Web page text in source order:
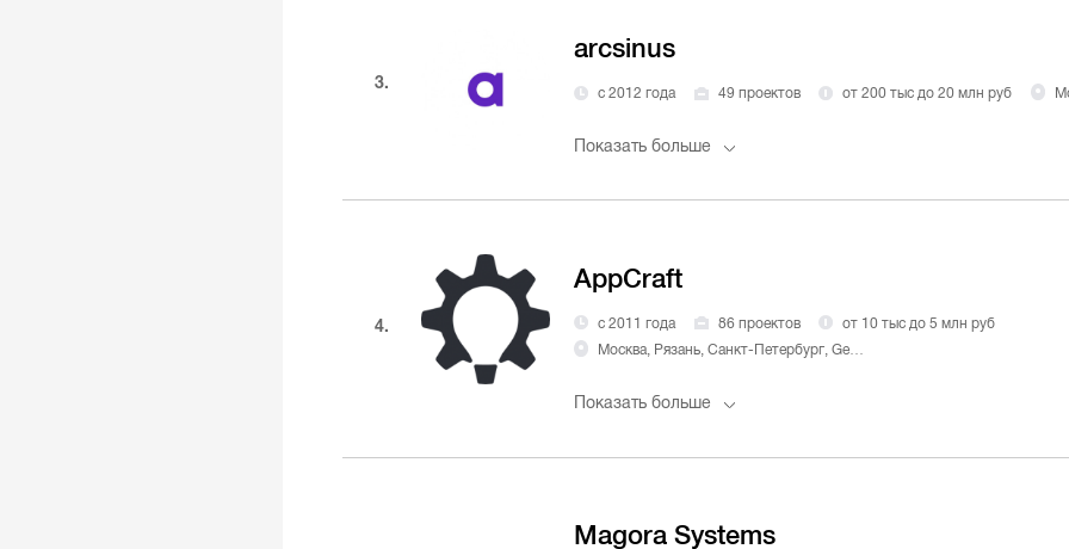
3.
arcsinus
с 2012 года 49 проектов от 200 тыс до 20 млн руб
Показать больше
4.
AppCraft
с 2011 года 86 проектов
от 10 тыс до 5 млн руб
Москва, Рязань, Санкт-Петербург, Georgia, Tbilisi
Показать больше
Magora Systems